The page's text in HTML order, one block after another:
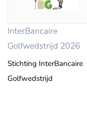
InterBancaire
Golfwedstrijd 2026
Stichting InterBancaire
Golfwedstrijd